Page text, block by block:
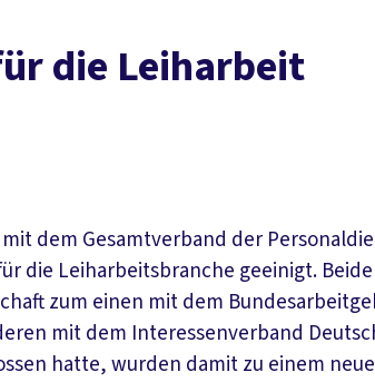
die Leiharbeit
dem Gesamtverband der
die Leiharbeitsbranche geeinigt.
zum einen mit dem
mit dem Interessenverband
hatte, wurden damit zu einem